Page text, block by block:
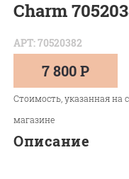
Charm
АРТ: 70520382
7 800 Р
Стоимость, указанная на
магазине
Описание